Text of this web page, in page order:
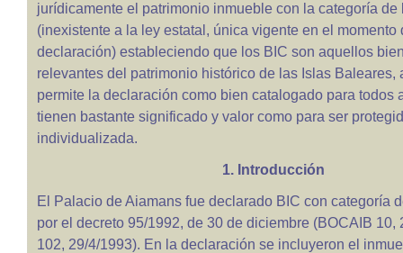
jurídicamente el patrimonio inmueble con la categoría de
(inexistente a la ley estatal, única vigente en el momento
declaración) estableciendo que los BIC son aquellos
relevantes del patrimonio histórico de las Islas Baleares,
permite la declaración como bien catalogado para todos
tienen bastante significado y valor como para ser
individualizada.
1. Introducción
El Palacio de Aiamans fue declarado BIC con categoría
por el decreto 95/1992, de 30 de diciembre (BOCAIB 10,
102, 29/4/1993). En la declaración se incluyeron el